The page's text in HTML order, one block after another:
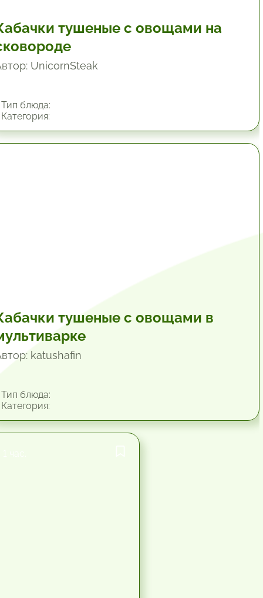
тушеные с овощами на
UnicornSteak
блюда:
тушеные с овощами в
katushafin
блюда: